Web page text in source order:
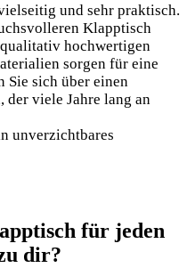
und sehr praktisch.
Klapptisch
hochwertigen
sorgen für eine
Sie sich über einen
der viele Jahre lang an
für jeden
dir?